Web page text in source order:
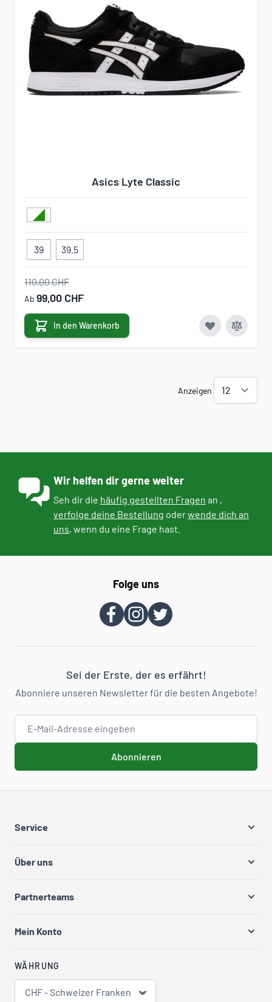
Asics Lyte Classic
39 39.5
110,00 CHF
Ab 99,00 CHF
In den Warenkorb
Anzeigen
Wir helfen dir gerne weiter
Seh dir die häufig gestellten Fragen an ,
verfolge deine Bestellung oderwende dich an
uns, wenn du eine Frage hast.
Folge uns
Sei der Erste, der es erfährt!
Abonniere unseren Newsletter für die besten Angebote!
E-Mail-Adresse
Abonnieren
Service
Über uns
Partnerteams
Mein Konto
WÄHRUNG
CHF - Schweizer Franken